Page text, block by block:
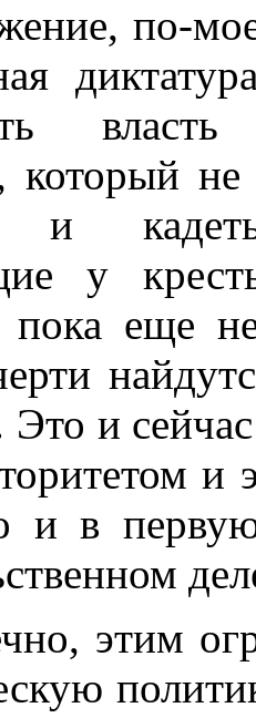
по-
который
и
у
пока еще
Это и
и
и в
этим